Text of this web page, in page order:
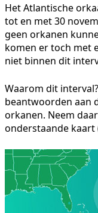
Het Atlantische
tot en met 30
geen orkanen
komen er toch met
niet binnen dit
Waarom dit
beantwoorden aan
orkanen. Neem
onderstaande kaart